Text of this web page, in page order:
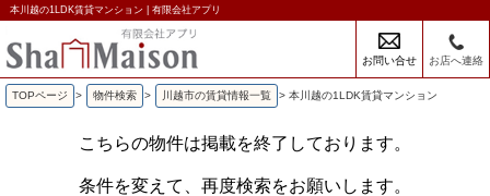
本川越の1LDK賃貸マンション | 有限会社アプリ
お問い合せ お店へ連絡
TOPページ > 物件検索 > 川越市の賃貸情報一覧 > 本川越の1LDK賃貸マンション
こちらの物件は掲載を終了しております。
条件を変えて、再度検索をお願いします。